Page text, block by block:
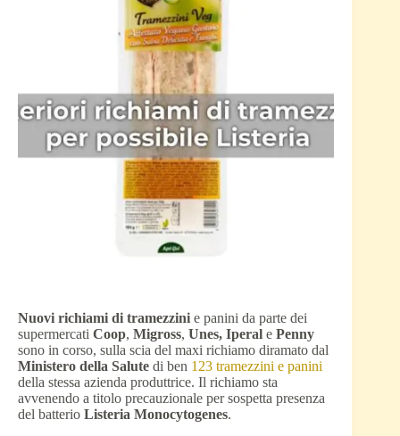
Nuovi richiami di tramezzini e panini da parte dei
supermercati Coop, Migross, Unes, Iperal e Penny
sono in corso, sulla scia del maxi richiamo diramato dal
Ministero della Salute di ben 123 tramezzini e panini
della stessa azienda produttrice. Il richiamo sta
avvenendo a titolo precauzionale per sospetta presenza
del batterio Listeria Monocytogenes.